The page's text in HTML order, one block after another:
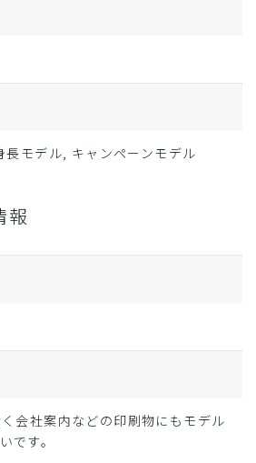
長モデル, キャンペーンモデル
報
会社案内などの印刷物にもモデル
です。